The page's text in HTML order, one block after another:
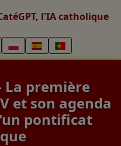
l'IA catholique
La première
et son agenda
pontificat